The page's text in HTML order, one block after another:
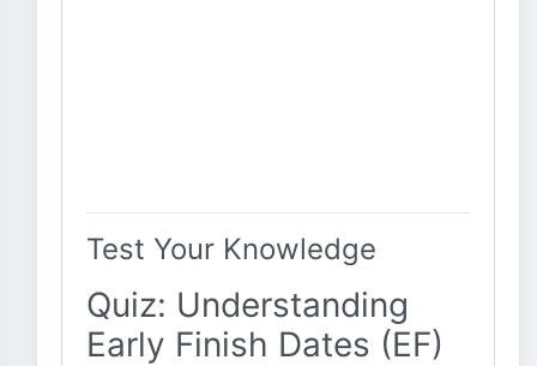
Test Your Knowledge
Quiz: Understanding
Early Finish Dates (EF)